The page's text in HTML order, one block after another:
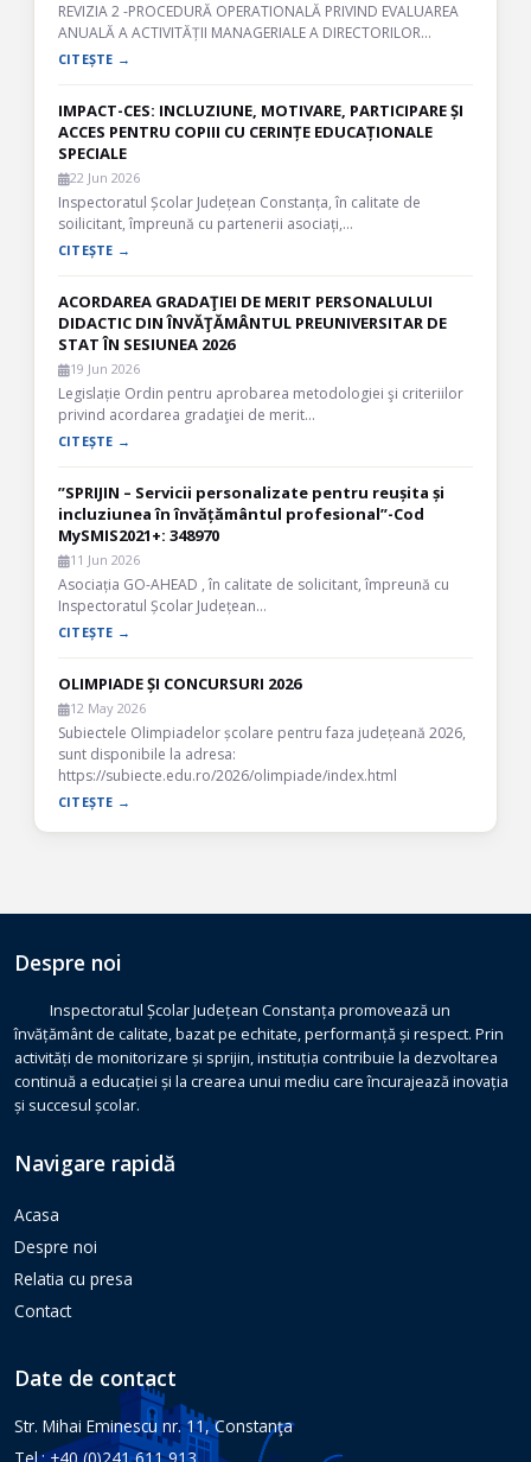
REVIZIA 2 -PROCEDURĂ OPERATIONALĂ PRIVIND EVALUAREA
ANUALĂ A ACTIVITĂȚII MANAGERIALE A DIRECTORILOR…
CITEȘTE →
IMPACT-CES: INCLUZIUNE, MOTIVARE, PARTICIPARE ȘI
ACCES PENTRU COPIII CU CERINȚE EDUCAȚIONALE
SPECIALE
22 Jun 2026
Inspectoratul Școlar Județean Constanța, în calitate de
soilicitant, împreună cu partenerii asociați,…
CITEȘTE →
ACORDAREA GRADAŢIEI DE MERIT PERSONALULUI
DIDACTIC DIN ÎNVĂŢĂMÂNTUL PREUNIVERSITAR DE
STAT ÎN SESIUNEA 2026
19 Jun 2026
Legislație Ordin pentru aprobarea metodologiei şi criteriilor
privind acordarea gradaţiei de merit…
CITEȘTE →
”SPRIJIN – Servicii personalizate pentru reușita și
incluziunea în învățământul profesional”-Cod
MySMIS2021+: 348970
11 Jun 2026
Asociația GO-AHEAD , în calitate de solicitant, împreună cu
Inspectoratul Școlar Județean…
CITEȘTE →
OLIMPIADE ȘI CONCURSURI 2026
12 May 2026
Subiectele Olimpiadelor școlare pentru faza județeană 2026,
sunt disponibile la adresa:
https://subiecte.edu.ro/2026/olimpiade/index.html
CITEȘTE →
Despre noi
Inspectoratul Școlar Județean Constanța promovează un
învățământ de calitate, bazat pe echitate, performanță și respect. Prin
activități de monitorizare și sprijin, instituția contribuie la dezvoltarea
continuă a educației și la crearea unui mediu care încurajează inovația
și succesul școlar.
Navigare rapidă
Acasa
Despre noi
Relatia cu presa
Contact
Date de contact
Str. Mihai Eminescu nr. 11, Constanţa